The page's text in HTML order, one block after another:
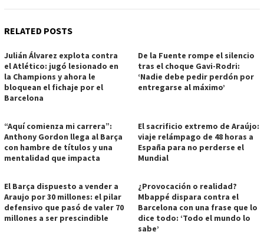
RELATED POSTS
Julián Álvarez explota contra
el Atlético: jugó lesionado en
la Champions y ahora le
bloquean el fichaje por el
Barcelona
De la Fuente rompe el silencio
tras el choque Gavi-Rodri:
‘Nadie debe pedir perdón por
entregarse al máximo’
“Aquí comienza mi carrera”:
Anthony Gordon llega al Barça
con hambre de títulos y una
mentalidad que impacta
El sacrificio extremo de Araújo:
viaje relámpago de 48 horas a
España para no perderse el
Mundial
El Barça dispuesto a vender a
Araujo por 30 millones: el pilar
defensivo que pasó de valer 70
millones a ser prescindible
¿Provocación o realidad?
Mbappé dispara contra el
Barcelona con una frase que lo
dice todo: ‘Todo el mundo lo
sabe’